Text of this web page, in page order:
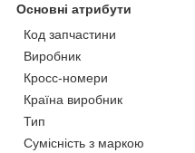
Основні атрибути
Код запчастини
Виробник
Кросс-номери
Країна виробник
Тип
Сумісність з маркою